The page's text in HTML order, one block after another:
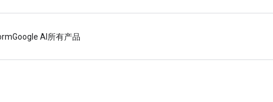
Google AI 所有产品